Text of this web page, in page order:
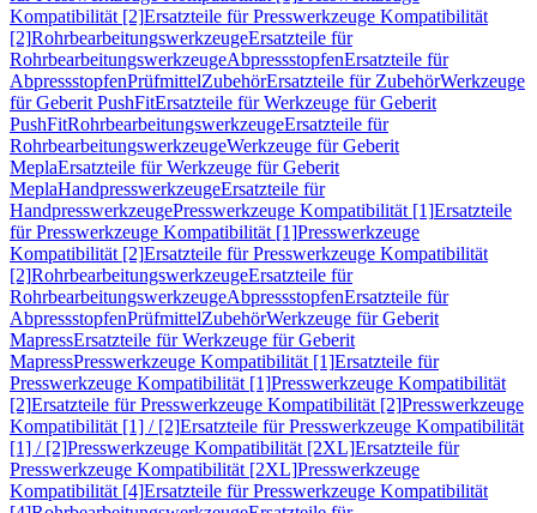
Kompatibilität [2]Ersatzteile für Presswerkzeuge Kompatibilität
[2]RohrbearbeitungswerkzeugeErsatzteile für
RohrbearbeitungswerkzeugeAbpressstopfenErsatzteile für
AbpressstopfenPrüfmittelZubehörErsatzteile für ZubehörWerkzeuge
für Geberit PushFitErsatzteile für Werkzeuge für Geberit
PushFitRohrbearbeitungswerkzeugeErsatzteile für
RohrbearbeitungswerkzeugeWerkzeuge für Geberit
MeplaErsatzteile für Werkzeuge für Geberit
MeplaHandpresswerkzeugeErsatzteile für
HandpresswerkzeugePresswerkzeuge Kompatibilität [1]Ersatzteile
für Presswerkzeuge Kompatibilität [1]Presswerkzeuge
Kompatibilität [2]Ersatzteile für Presswerkzeuge Kompatibilität
[2]RohrbearbeitungswerkzeugeErsatzteile für
RohrbearbeitungswerkzeugeAbpressstopfenErsatzteile für
AbpressstopfenPrüfmittelZubehörWerkzeuge für Geberit
MapressErsatzteile für Werkzeuge für Geberit
MapressPresswerkzeuge Kompatibilität [1]Ersatzteile für
Presswerkzeuge Kompatibilität [1]Presswerkzeuge Kompatibilität
[2]Ersatzteile für Presswerkzeuge Kompatibilität [2]Presswerkzeuge
Kompatibilität [1] / [2]Ersatzteile für Presswerkzeuge Kompatibilität
[1] / [2]Presswerkzeuge Kompatibilität [2XL]Ersatzteile für
Presswerkzeuge Kompatibilität [2XL]Presswerkzeuge
Kompatibilität [4]Ersatzteile für Presswerkzeuge Kompatibilität